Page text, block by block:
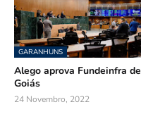
GARANHUNS
Alego aprova Fundeinfra de
Goiás
24 Novembro, 2022